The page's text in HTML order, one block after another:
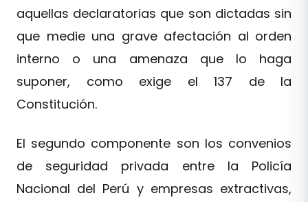
aquellas declaratorias que son dictadas sin
que medie una grave afectación al orden
interno o una amenaza que lo haga
suponer, como exige el 137 de la
Constitución.
El segundo componente son los convenios
de seguridad privada entre la Policía
Nacional del Perú y empresas extractivas,